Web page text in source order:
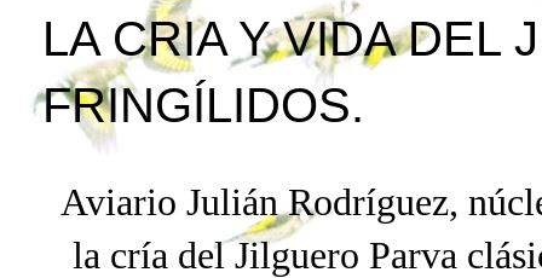
LA CRIA Y VIDA DEL
FRINGÍLIDOS.
Aviario Julián Rodríguez,
la cría del Jilguero Parva